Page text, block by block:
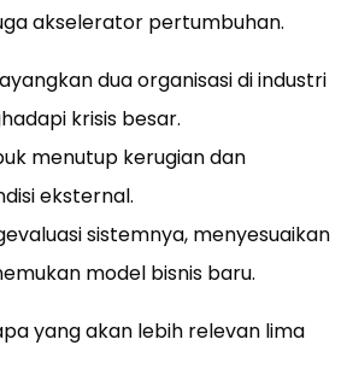
akselerator pertumbuhan.
dua organisasi di industri
krisis besar.
menutup kerugian dan
eksternal.
sistemnya, menyesuaikan
model bisnis baru.
yang akan lebih relevan lima